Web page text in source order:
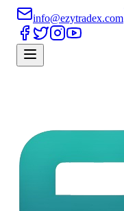
info@ezytradex.com